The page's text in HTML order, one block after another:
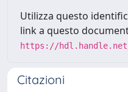
Utilizza questo
link a questo
https://hdl.handle.net/
Citazioni